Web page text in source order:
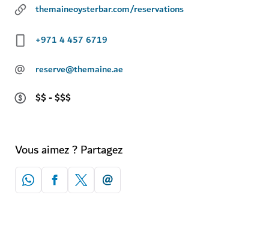
themaineoysterbar.com/reservations
+971 4 457 6719
@
reserve@themaine.ae
$$ - $$$
Vous aimez ? Partagez